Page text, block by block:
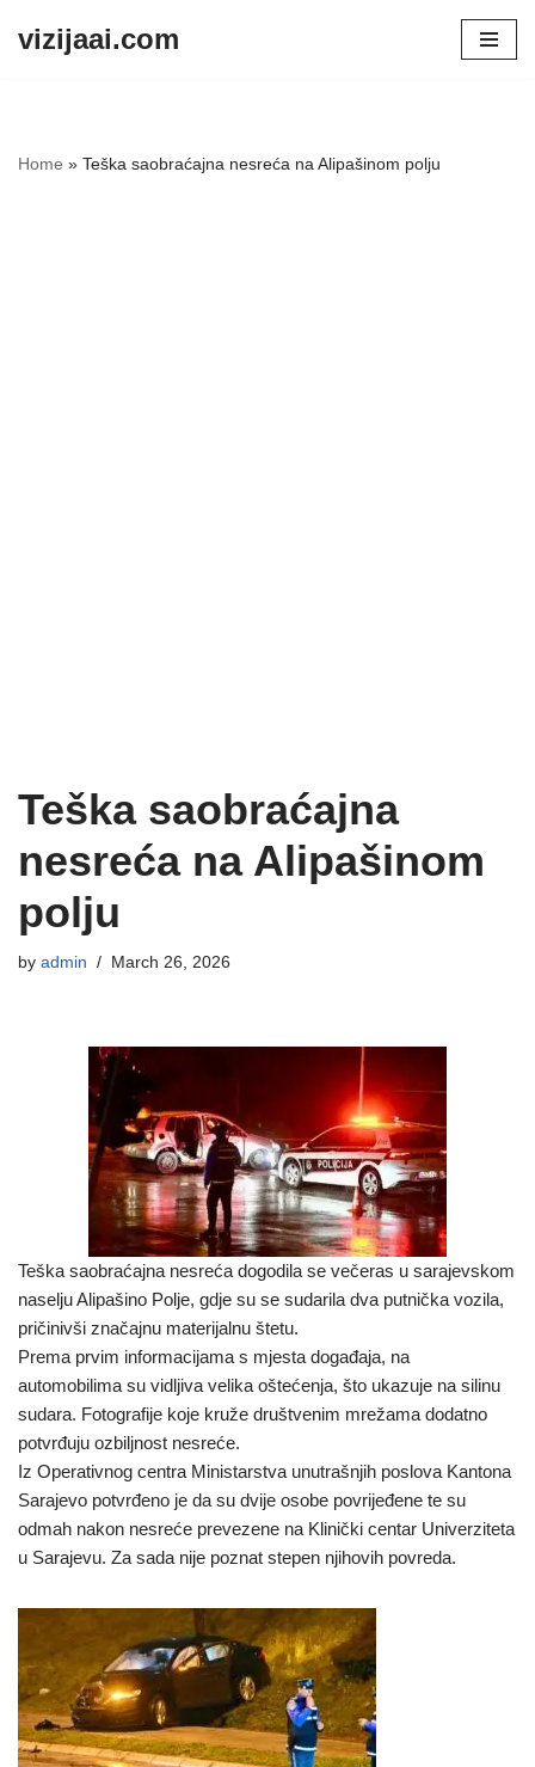
vizijaai.com
Home » Teška saobraćajna nesreća na Alipašinom polju
Teška saobraćajna
nesreća na Alipašinom
polju
by admin March 26, 2026
Teška saobraćajna nesreća dogodila se večeras u sarajevskom
naselju Alipašino Polje, gdje su se sudarila dva putnička vozila,
pričinivši značajnu materijalnu štetu.
Prema prvim informacijama s mjesta događaja, na
automobilima su vidljiva velika oštećenja, što ukazuje na silinu
sudara. Fotografije koje kruže društvenim mrežama dodatno
potvrđuju ozbiljnost nesreće.
Iz Operativnog centra Ministarstva unutrašnjih poslova Kantona
Sarajevo potvrđeno je da su dvije osobe povrijeđene te su
odmah nakon nesreće prevezene na Klinički centar Univerziteta
u Sarajevu. Za sada nije poznat stepen njihovih povreda.